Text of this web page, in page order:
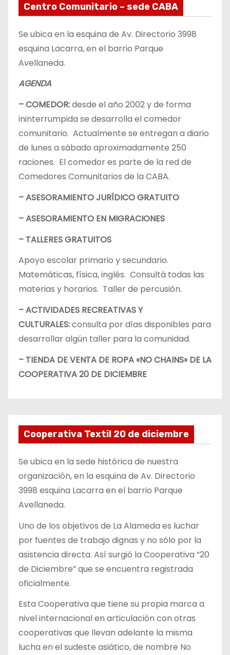
Centro Comunitario – sede CABA
Se ubica en la esquina de Av. Directorio 3998
esquina Lacarra, en el barrio Parque
Avellaneda.
AGENDA
– COMEDOR:desde el año 2002 y de forma
ininterrumpida se desarrolla el comedor
comunitario. Actualmente se entregan a diario
de lunes a sábado aproximadamente 250
raciones. El comedor es parte de la red de
Comedores Comunitarios de la CABA.
– ASESORAMIENTO JURÍDICO GRATUITO
– ASESORAMIENTO EN MIGRACIONES
– TALLERES GRATUITOS
Apoyo escolar primario y secundario.
Matemáticas, física, inglés. Consultá todas las
materias y horarios. Taller de percusión.
– ACTIVIDADES RECREATIVAS Y
CULTURALES:consulta por días disponibles para
desarrollar algún taller para la comunidad.
– TIENDA DE VENTA DE ROPA «NO CHAINS» DE LA
COOPERATIVA 20 DE DICIEMBRE
Cooperativa Textil 20 de diciembre
Se ubica en la sede histórica de nuestra
organización, en la esquina de Av. Directorio
3998 esquina Lacarra en el barrio Parque
Avellaneda.
Uno de los objetivos de La Alameda es luchar
por fuentes de trabajo dignas y no sólo por la
asistencia directa. Así surgió la Cooperativa “20
de Diciembre” que se encuentra registrada
oficialmente.
Esta Cooperativa que tiene su propia marca a
nivel internacional en articulación con otras
cooperativas que llevan adelante la misma
lucha en el sudeste asiático, de nombre No